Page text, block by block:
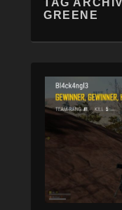
GREENE